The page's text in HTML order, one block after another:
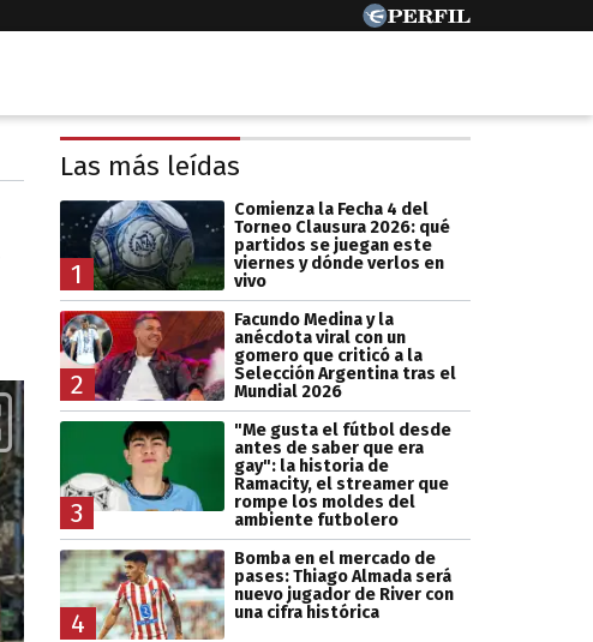
Las más leídas
1
Comienza la Fecha 4 del
Torneo Clausura 2026: qué
partidos se juegan este
viernes y dónde verlos en
vivo
2
Facundo Medina y la
anécdota viral con un
gomero que criticó a la
Selección Argentina tras el
Mundial 2026
3
"Me gusta el fútbol desde
antes de saber que era
gay": la historia de
Ramacity, el streamer que
rompe los moldes del
ambiente futbolero
4
Bomba en el mercado de
pases: Thiago Almada será
nuevo jugador de River con
una cifra histórica